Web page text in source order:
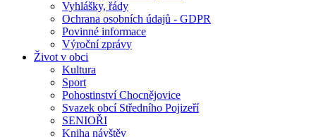
Vyhlášky, řády
Ochrana osobních údajů - GDPR
Povinné informace
Výroční zprávy
Život v obci
Kultura
Sport
Pohostinství Chocnějovice
Svazek obcí Středního Pojizeří
SENIOŘI
Kniha návštěv